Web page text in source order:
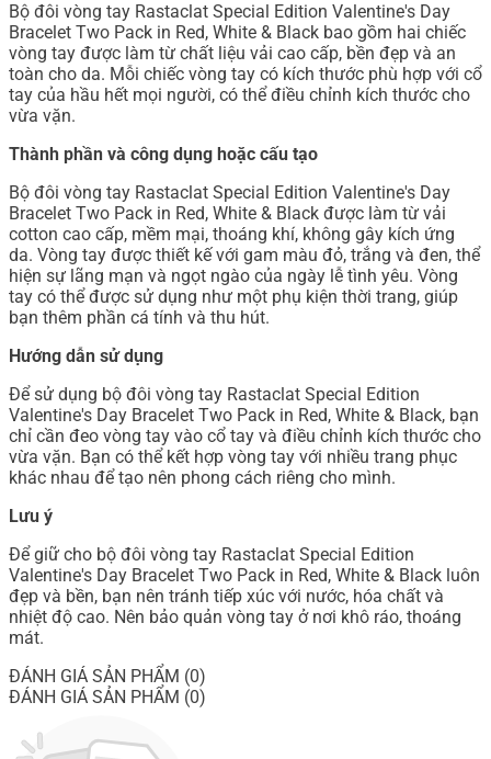
Bộ đôi vòng tay Rastaclat Special Edition Valentine's Day
Bracelet Two Pack in Red, White & Black bao gồm hai chiếc
vòng tay được làm từ chất liệu vải cao cấp, bền đẹp và an
toàn cho da. Mỗi chiếc vòng tay có kích thước phù hợp với cổ
tay của hầu hết mọi người, có thể điều chỉnh kích thước cho
vừa vặn.
Thành phần và công dụng hoặc cấu tạo
Bộ đôi vòng tay Rastaclat Special Edition Valentine's Day
Bracelet Two Pack in Red, White & Black được làm từ vải
cotton cao cấp, mềm mại, thoáng khí, không gây kích ứng
da. Vòng tay được thiết kế với gam màu đỏ, trắng và đen, thể
hiện sự lãng mạn và ngọt ngào của ngày lễ tình yêu. Vòng
tay có thể được sử dụng như một phụ kiện thời trang, giúp
bạn thêm phần cá tính và thu hút.
Hướng dẫn sử dụng
Để sử dụng bộ đôi vòng tay Rastaclat Special Edition
Valentine's Day Bracelet Two Pack in Red, White & Black, bạn
chỉ cần đeo vòng tay vào cổ tay và điều chỉnh kích thước cho
vừa vặn. Bạn có thể kết hợp vòng tay với nhiều trang phục
khác nhau để tạo nên phong cách riêng cho mình.
Lưu ý
Để giữ cho bộ đôi vòng tay Rastaclat Special Edition
Valentine's Day Bracelet Two Pack in Red, White & Black luôn
đẹp và bền, bạn nên tránh tiếp xúc với nước, hóa chất và
nhiệt độ cao. Nên bảo quản vòng tay ở nơi khô ráo, thoáng
mát.
ĐÁNH GIÁ SẢN PHẨM (0)
ĐÁNH GIÁ SẢN PHẨM (0)